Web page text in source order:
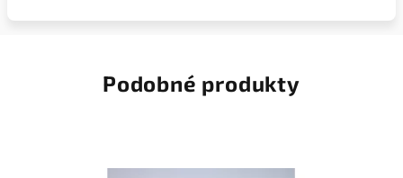
Podobné produkty